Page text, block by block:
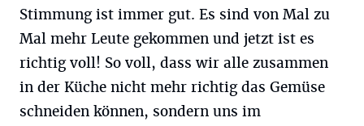
Stimmung ist immer gut. Es sind von Mal zu
Mal mehr Leute gekommen und jetzt ist es
richtig voll! So voll, dass wir alle zusammen
in der Küche nicht mehr richtig das Gemüse
schneiden können, sondern uns im